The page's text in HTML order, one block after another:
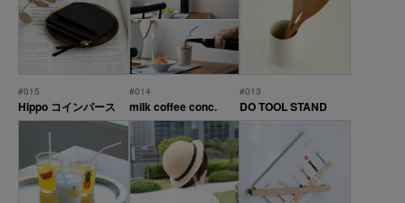
#015
Hippo コインパース
#014
milk coffee conc.
#013
DO TOOL STAND